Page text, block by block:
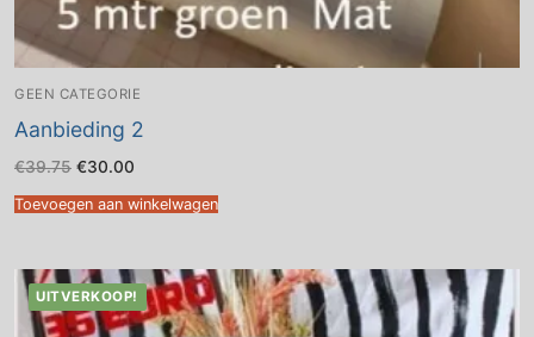
GEEN CATEGORIE
Aanbieding 2
€39.75 Oorspronkelijke
was:
€39.75.
€30.00
is:
€30.00.
Toevoegen aan winkelwagen
UITVERKOOP!